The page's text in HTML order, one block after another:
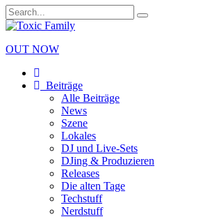
OUT NOW
Beiträge
Alle Beiträge
News
Szene
Lokales
DJ und Live-Sets
DJing & Produzieren
Releases
Die alten Tage
Techstuff
Nerdstuff